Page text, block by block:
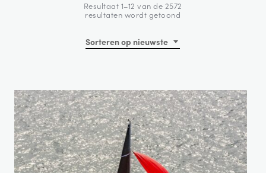
Sorteren op nieuwste
Resultaat 1–12 van de 2572
resultaten wordt getoond